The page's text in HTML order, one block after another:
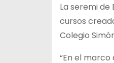
La seremi
cursos
Colegio
“En el